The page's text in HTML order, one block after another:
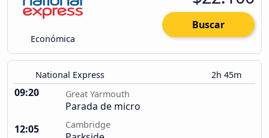
Económica
Buscar
National Express 2h 45m
09:20 Great Yarmouth
Parada de micro
12:05
Cambridge